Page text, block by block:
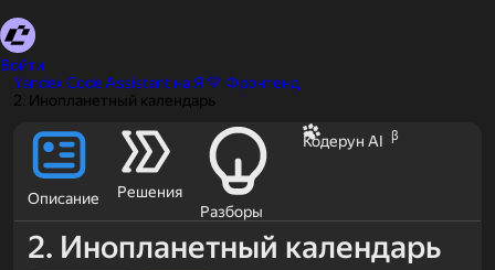
Войти
Yandex Code Assistant на Я 💛 Фронтенд
2. Инопланетный календарь
Описание
Решения
Разборы
Кодерун AI β
2. Инопланетный календарь